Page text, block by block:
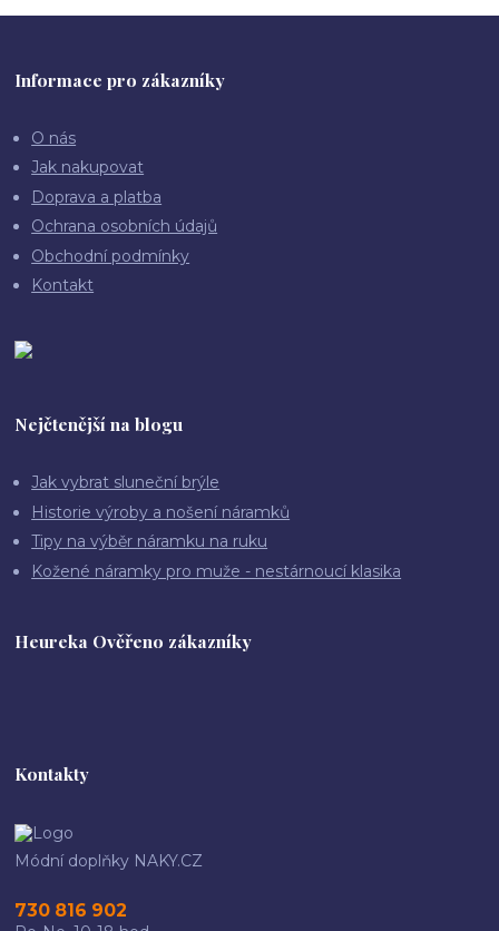
Informace pro zákazníky
O nás
Jak nakupovat
Doprava a platba
Ochrana osobních údajů
Obchodní podmínky
Kontakt
Nejčtenější na blogu
Jak vybrat sluneční brýle
Historie výroby a nošení náramků
Tipy na výběr náramku na ruku
Kožené náramky pro muže - nestárnoucí klasika
Heureka Ověřeno zákazníky
Kontakty
Módní doplňky NAKY.CZ
730 816 902